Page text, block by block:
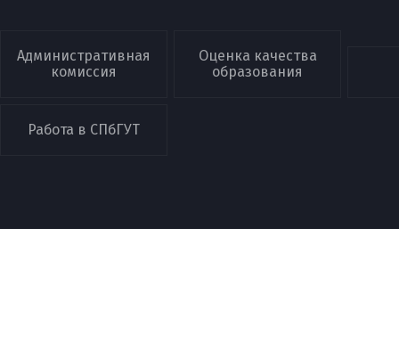
Административная
комиссия
Оценка качества
образования
Работа в СПбГУТ